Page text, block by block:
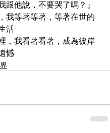
跟他說，不要哭了嗎？』
我等著等著，等著在世的
活
，我看著看著，成為彼岸
憾